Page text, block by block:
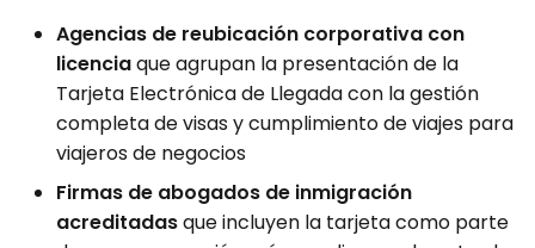
Agencias de reubicación corporativa con
licenciaque agrupan la presentación de la
Tarjeta Electrónica de Llegada con la gestión
completa de visas y cumplimiento de viajes para
viajeros de negocios
Firmas de abogados de inmigración
acreditadasque incluyen la tarjeta como parte